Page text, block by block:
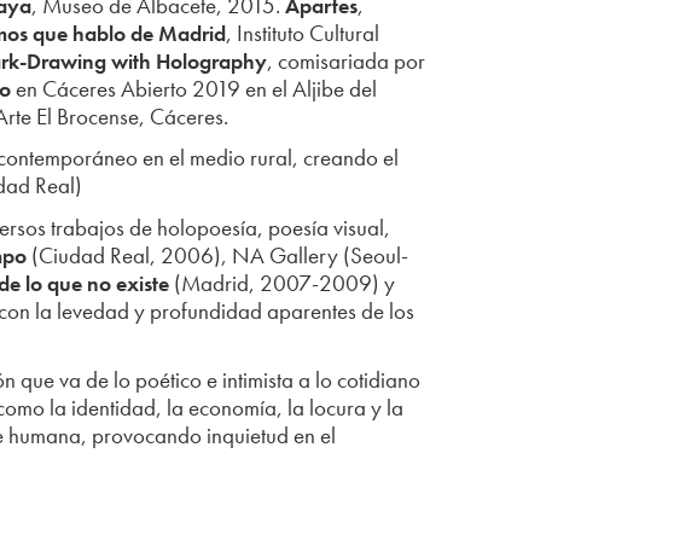
que hablo de Madrid, Instituto Cultural
Drawing with Holography, comisariada por
en Cáceres Abierto 2019 en el Aljibe del
El Brocense, Cáceres.
en el medio rural, creando el
Real)
trabajos de holopoesía, poesía visual,
(Ciudad Real, 2006), NA Gallery (Seoul-
lo que no existe(Madrid, 2007-2009) y
la levedad y profundidad aparentes de los
que va de lo poético e intimista a lo cotidiano
la identidad, la economía, la locura y la
provocando inquietud en el